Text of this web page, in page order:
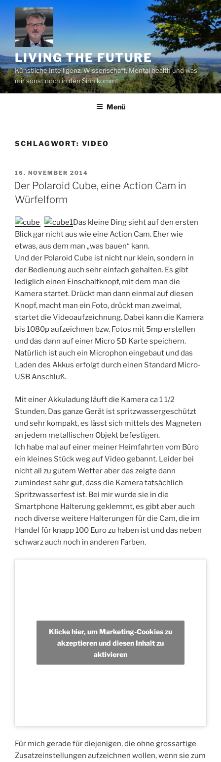
Zum
Inhalt
springen
LIVING THE FUTURE
Künstliche Intelligenz, Wissenschaft, Mental health und was
mir sonst noch in den Sinn kommt
Menü
SCHLAGWORT: VIDEO
VERÖFFENTLICHT
AM
16. NOVEMBER 2014
Der Polaroid Cube, eine Action Cam in
Würfelform
Das kleine Ding sieht auf den ersten
Blick gar nicht aus wie eine Action Cam. Eher wie
etwas, aus dem man „was bauen“ kann.
Und der Polaroid Cube ist nicht nur klein, sondern in
der Bedienung auch sehr einfach gehalten. Es gibt
lediglich einen Einschaltknopf, mit dem man die
Kamera startet. Drückt man dann einmal auf diesen
Knopf, macht man ein Foto, drückt man zweimal,
startet die Videoaufzeichnung. Dabei kann die Kamera
bis 1080p aufzeichnen bzw. Fotos mit 5mp erstellen
und das dann auf einer Micro SD Karte speichern.
Natürlich ist auch ein Microphon eingebaut und das
Laden des Akkus erfolgt durch einen Standard Micro-
USB Anschluß.
Mit einer Akkuladung läuft die Kamera ca 1 1/2
Stunden. Das ganze Gerät ist spritzwassergeschützt
und sehr kompakt, es lässt sich mittels des Magneten
an jedem metallischen Objekt befestigen.
Ich habe mal auf einer meiner Heimfahrten vom Büro
ein kleines Stück weg auf Video gebannt. Leider bei
nicht all zu gutem Wetter aber das zeigte dann
zumindest sehr gut, dass die Kamera tatsächlich
Spritzwasserfest ist. Bei mir wurde sie in die
Smartphone Halterung geklemmt, es gibt aber auch
noch diverse weitere Halterungen für die Cam, die im
Handel für knapp 100 Euro zu haben ist und das neben
schwarz auch noch in anderen Farben.
Klicke hier, um Marketing-Cookies zu
akzeptieren und diesen Inhalt zu
aktivieren
Für mich gerade für diejenigen, die ohne grossartige
Zusatzeinstellungen aufzeichnen wollen, wenn sie zum